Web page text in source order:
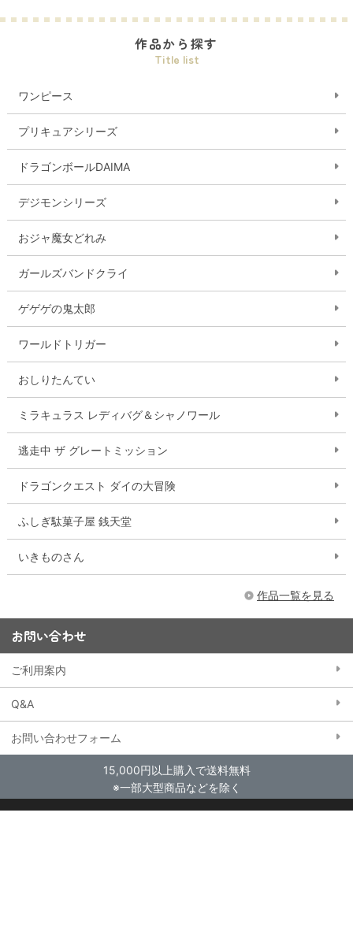
作品から探す
Title list
ワンピース
プリキュアシリーズ
ドラゴンボールDAIMA
デジモンシリーズ
おジャ魔女どれみ
ガールズバンドクライ
ゲゲゲの鬼太郎
ワールドトリガー
おしりたんてい
ミラキュラス レディバグ＆シャノワール
逃走中 ザ グレートミッション
ドラゴンクエスト ダイの大冒険
ふしぎ駄菓子屋 銭天堂
いきものさん
作品一覧を見る
お問い合わせ
ご利用案内
Q&A
お問い合わせフォーム
15,000円以上購入で送料無料
※一部大型商品などを除く